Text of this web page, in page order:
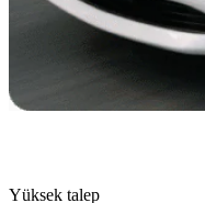
Yüksek talep